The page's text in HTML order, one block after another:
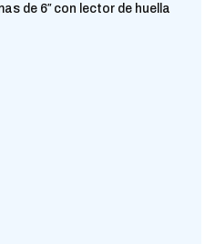
de 6″ con lector de huella